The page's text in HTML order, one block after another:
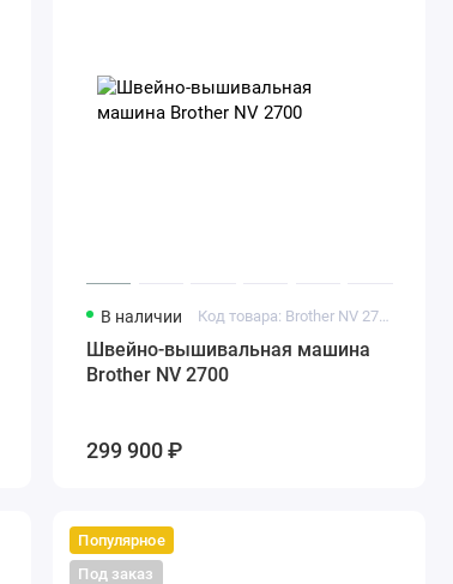
В наличии
Швейно-вышивальная машина
Brother NV 2700
299 900 ₽
Популярное
Под заказ